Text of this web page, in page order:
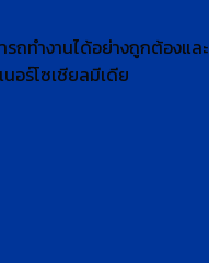
ถทำงานได้อย่างถูกต้องแ
อร์​โซเชียล​มีเดีย